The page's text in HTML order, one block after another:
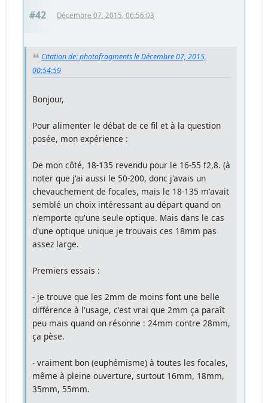
#42 Décembre 07, 2015, 06:56:03
Citation de: photofragments le Décembre 07, 2015,
00:54:59
Bonjour,
Pour alimenter le débat de ce fil et à la question
posée, mon expérience :
De mon côté, 18-135 revendu pour le 16-55 f2,8. (à
noter que j'ai aussi le 50-200, donc j'avais un
chevauchement de focales, mais le 18-135 m'avait
semblé un choix intéressant au départ quand on
n'emporte qu'une seule optique. Mais dans le cas
d'une optique unique je trouvais ces 18mm pas
assez large.
Premiers essais :
- je trouve que les 2mm de moins font une belle
différence à l'usage, c'est vrai que 2mm ça paraît
peu mais quand on résonne : 24mm contre 28mm,
ça pèse.
- vraiment bon (euphémisme) à toutes les focales,
même à pleine ouverture, surtout 16mm, 18mm,
35mm, 55mm.